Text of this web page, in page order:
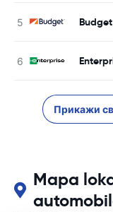
Budget
Прикажи
Mapa